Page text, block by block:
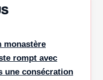
monastère
rompt avec
une consécration